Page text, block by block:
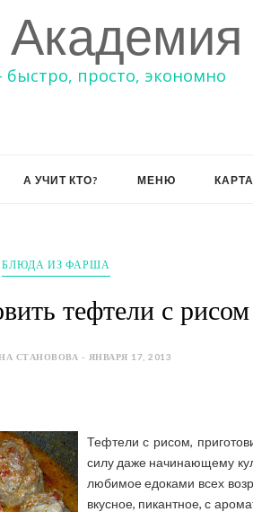
быстро, просто, экономно
А УЧИТ КТО? МЕНЮ
БЛЮДА ИЗ ФАРША
тефтели с рисом
СТАНОВОВА - ЯНВАРЯ 17, 2013
Тефтели с рисом,
силу даже начинающему
любимое едоками всех
вкусное, пикантное, с